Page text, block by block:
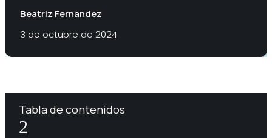
Beatriz Fernandez
3 de octubre de 2024
Tabla de contenidos
2